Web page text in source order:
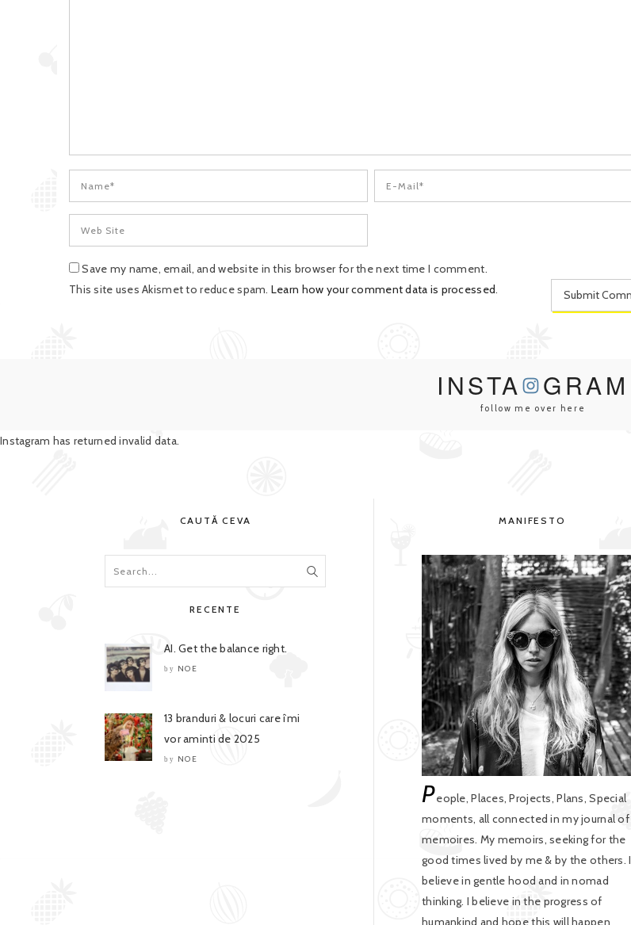
Save my name, email, and website in this browser for the next time I comment.
This site uses Akismet to reduce spam. Learn how your comment data is processed.
INSTA GRAM
follow me over here
Instagram has returned invalid data.
CAUTĂ CEVA
RECENTE
AI. Get the balance right.
by NOE
13 branduri & locuri care îmi
vor aminti de 2025
by NOE
MANIFESTO
People, Places, Projects, Plans, Special
moments, all connected in my journal of
memoires. My memoirs, seeking for the
good times lived by me & by the others. I
believe in gentle hood and in nomad
thinking. I believe in the progress of
humankind and hope this will happen